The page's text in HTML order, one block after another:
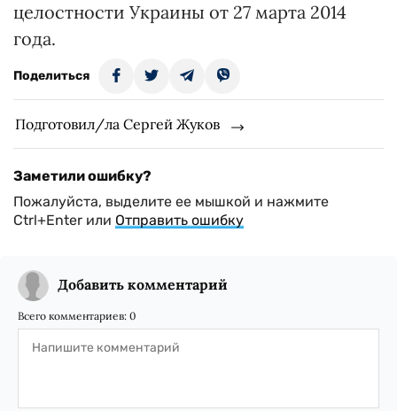
целостности Украины от 27 марта 2014
года.
Поделиться
Подготовил/ла Сергей Жуков
Заметили ошибку?
Пожалуйста, выделите ее мышкой и нажмите
Ctrl+Enter или Отправить ошибку
Добавить комментарий
Всего комментариев: 0